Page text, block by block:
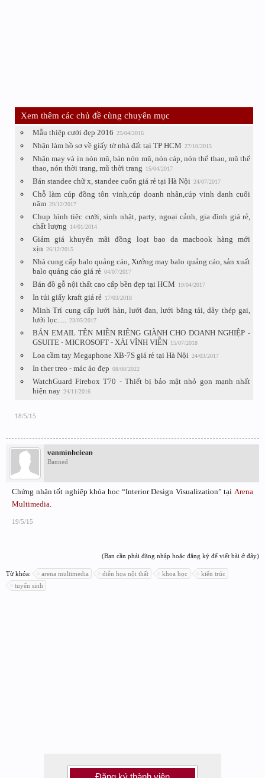
Xem thêm các chủ đề cùng chuyên mục
Mẫu thiệp cưới đẹp 2016 25/04/2016
Nhận làm hồ sơ về giấy tờ nhà đất tại TP HCM 27/10/2015
Nhận may và in nón mũ, bán nón mũ, nón cáp, nón thể thao, mũ thể
thao, nón thời trang, mũ thời trang
15/04/2017
Bán standee chữ x, standee cuốn giá rẻ tại Hà Nội 24/07/2017
Chỗ làm cúp đồng tôn vinh,cúp doanh nhân,cúp vinh danh cuối
năm 29/12/2017
Chụp hình tiệc cưới, sinh nhật, party, ngoại cảnh, gia đình giá rẻ,
chất lượng
14/01/2014
Giảm giá khuyến mãi đồng loạt bao da macbook hàng mới
xịn 26/12/2015
Nhà cung cấp balo quảng cáo, Xưởng may balo quảng cáo, sản xuất
balo quảng cáo giá rẻ 04/07/2017
Bán đồ gỗ nội thất cao cấp bền đẹp tại HCM 19/04/2017
In túi giấy kraft giá rẻ 17/03/2018
Minh Trí cung cấp lưới hàn, lưới đan, lưới băng tải, dây thép gai,
lưới lọc.....
23/05/2017
BÁN EMAIL TÊN MIỀN RIÊNG GIÀNH CHO DOANH NGHIỆP -
GSUITE - MICROSOFT - XÀI VĨNH VIỄN 15/07/2018
Loa cầm tay Megaphone XB-7S giá rẻ tại Hà Nội 24/03/2017
In ther treo - mác áo đẹp 08/08/2022
WatchGuard Firebox T70 - Thiết bị bảo mật nhỏ gọn mạnh nhất
hiện nay 24/11/2016
18/5/15
vanminhclean
Banned
Chứng nhận tốt nghiệp khóa học “Interior Design Visualization” tại Arena
Multimedia
19/5/15
(Bạn cần phải đăng nhập hoặc đăng ký để viết bài ở đây)
Từ khóa: arena multimedia diễn họa nội thất khoa học
kiến trúc
tuyển sinh